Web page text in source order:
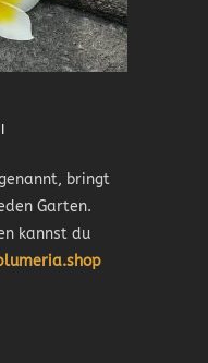
bringt
Garten.
kannst du